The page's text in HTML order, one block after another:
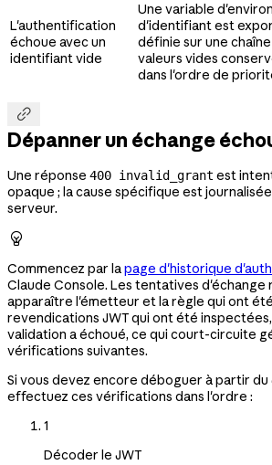
L'authentification
échoue avec un
identifiant vide
Une variable
d'identifiant est
définie sur une
valeurs vides
dans l'ordre de

Dépanner un échange
Une réponse 400 invalid_grant est
opaque ; la cause spécifique est
serveur.

Commencez par lapage d'historique
Claude Console. Les tentatives
apparaître l'émetteur et la règle qui ont
revendications JWT qui ont été
validation a échoué, ce qui court-circuite
vérifications suivantes.
Si vous devez encore déboguer à partir du
effectuez ces vérifications dans l'ordre :
1
Décoder le JWT